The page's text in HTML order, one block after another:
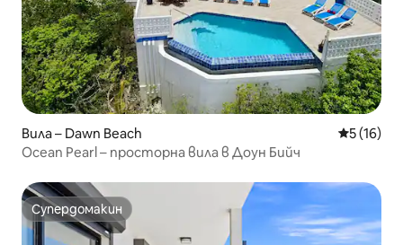
Вила – Dawn Beach Средна
5 (16)
Ocean Pearl – просторна вила в Доун Бийч
Супердомакин
Супердомакин